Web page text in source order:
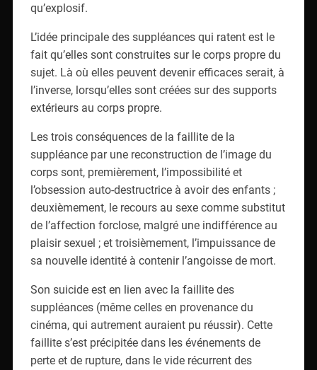
qu’explosif.
L’idée principale des suppléances qui ratent est le
fait qu’elles sont construites sur le corps propre du
sujet. Là où elles peuvent devenir efficaces serait, à
l’inverse, lorsqu’elles sont créées sur des supports
extérieurs au corps propre.
Les trois conséquences de la faillite de la
suppléance par une reconstruction de l’image du
corps sont, premièrement, l’impossibilité et
l’obsession auto-destructrice à avoir des enfants ;
deuxièmement, le recours au sexe comme substitut
de l’affection forclose, malgré une indifférence au
plaisir sexuel ; et troisièmement, l’impuissance de
sa nouvelle identité à contenir l’angoisse de mort.
Son suicide est en lien avec la faillite des
suppléances (même celles en provenance du
cinéma, qui autrement auraient pu réussir). Cette
faillite s’est précipitée dans les événements de
perte et de rupture, dans le vide récurrent des